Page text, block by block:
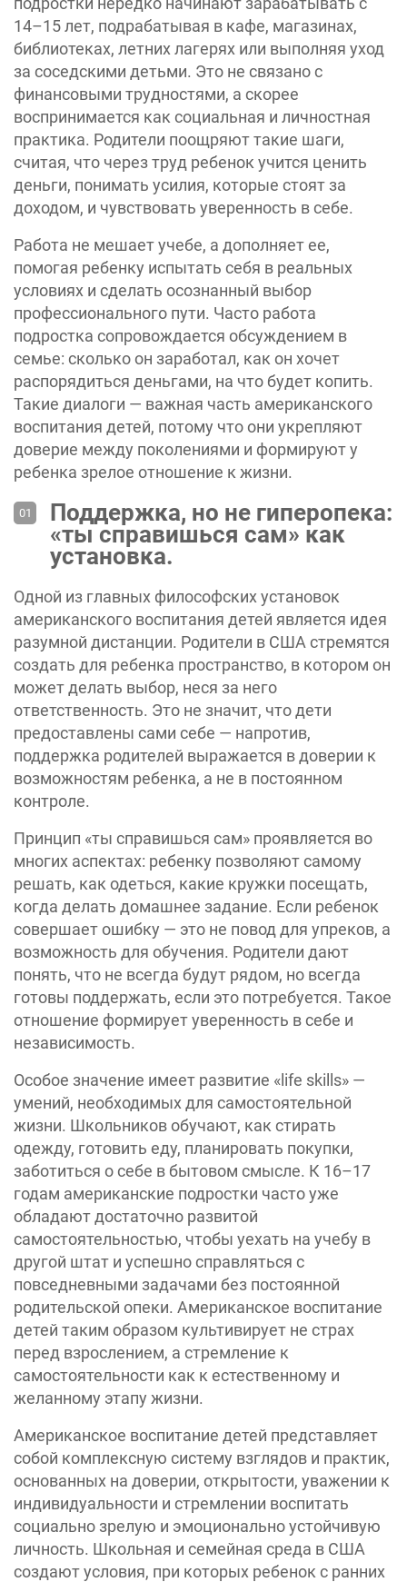
14–15 лет, подрабатывая в кафе, магазинах,
библиотеках, летних лагерях или выполняя уход
за соседскими детьми. Это не связано с
финансовыми трудностями, а скорее
воспринимается как социальная и личностная
практика. Родители поощряют такие шаги,
считая, что через труд ребенок учится ценить
деньги, понимать усилия, которые стоят за
доходом, и чувствовать уверенность в себе.
Работа не мешает учебе, а дополняет ее,
помогая ребенку испытать себя в реальных
условиях и сделать осознанный выбор
профессионального пути. Часто работа
подростка сопровождается обсуждением в
семье: сколько он заработал, как он хочет
распорядиться деньгами, на что будет копить.
Такие диалоги — важная часть американского
воспитания детей, потому что они укрепляют
доверие между поколениями и формируют у
ребенка зрелое отношение к жизни.
Поддержка, но не гиперопека:
«ты справишься сам» как
установка.
Одной из главных философских установок
американского воспитания детей является идея
разумной дистанции. Родители в США стремятся
создать для ребенка пространство, в котором он
может делать выбор, неся за него
ответственность. Это не значит, что дети
предоставлены сами себе — напротив,
поддержка родителей выражается в доверии к
возможностям ребенка, а не в постоянном
контроле.
Принцип «ты справишься сам» проявляется во
многих аспектах: ребенку позволяют самому
решать, как одеться, какие кружки посещать,
когда делать домашнее задание. Если ребенок
совершает ошибку — это не повод для упреков, а
возможность для обучения. Родители дают
понять, что не всегда будут рядом, но всегда
готовы поддержать, если это потребуется. Такое
отношение формирует уверенность в себе и
независимость.
Особое значение имеет развитие «life skills» —
умений, необходимых для самостоятельной
жизни. Школьников обучают, как стирать
одежду, готовить еду, планировать покупки,
заботиться о себе в бытовом смысле. К 16–17
годам американские подростки часто уже
обладают достаточно развитой
самостоятельностью, чтобы уехать на учебу в
другой штат и успешно справляться с
повседневными задачами без постоянной
родительской опеки. Американское воспитание
детей таким образом культивирует не страх
перед взрослением, а стремление к
самостоятельности как к естественному и
желанному этапу жизни.
Американское воспитание детей представляет
собой комплексную систему взглядов и практик,
основанных на доверии, открытости, уважении к
индивидуальности и стремлении воспитать
социально зрелую и эмоционально устойчивую
личность. Школьная и семейная среда в США
создают условия, при которых ребенок с ранних